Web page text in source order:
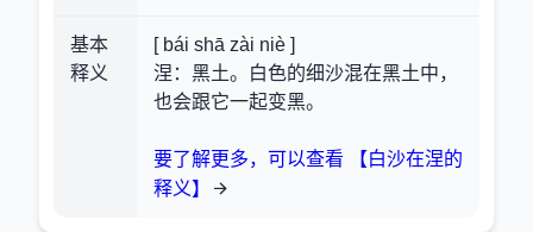
基本
释义
[ bái shā zài niè ]
涅：黑土。白色的细沙混在黑土中，
也会跟它一起变黑。
要了解更多，可以查看 【白沙在涅的
释义】